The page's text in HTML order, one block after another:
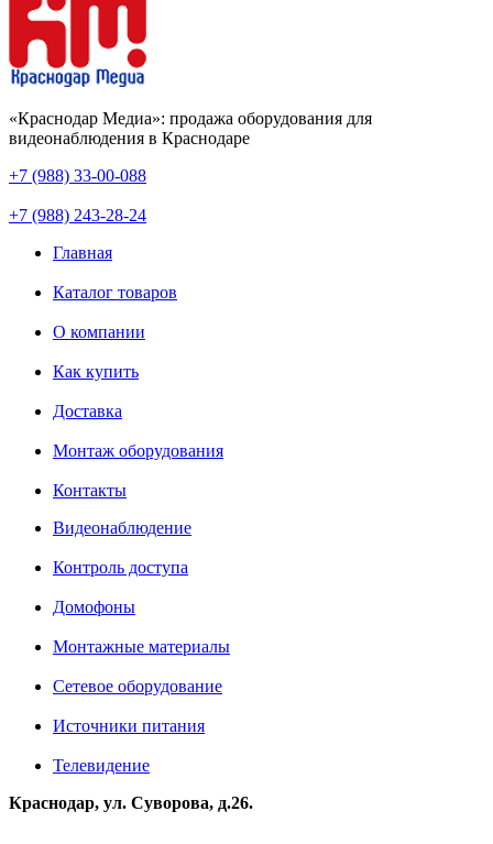
«Краснодар Медиа»: продажа оборудования для
видеонаблюдения в Краснодаре
+7 (988) 33-00-088
+7 (988) 243-28-24
Главная
Каталог товаров
О компании
Как купить
Доставка
Монтаж оборудования
Контакты
Видеонаблюдение
Контроль доступа
Домофоны
Монтажные материалы
Сетевое оборудование
Источники питания
Телевидение
Краснодар, ул. Суворова, д.26.